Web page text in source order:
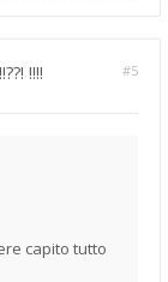
!!!! #5
capito tutto